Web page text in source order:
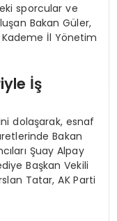
sporcular ve
Bakan Güler,
Kademe İl Yönetim
İş
dolaşarak, esnaf
Bakan
Şuay Alpay
Başkan Vekili
Tatar, AK Parti